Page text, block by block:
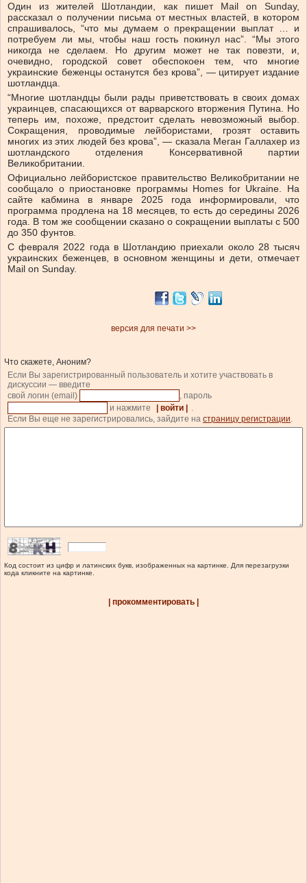
Один из жителей Шотландии, как пишет Mail on Sunday,
рассказал о получении письма от местных властей, в котором
спрашивалось, “что мы думаем о прекращении выплат … и
потребуем ли мы, чтобы наш гость покинул нас”. “Мы этого
никогда не сделаем. Но другим может не так повезти, и,
очевидно, городской совет обеспокоен тем, что многие
украинские беженцы останутся без крова”, — цитирует издание
шотландца.
“Многие шотландцы были рады приветствовать в своих домах
украинцев, спасающихся от варварского вторжения Путина. Но
теперь им, похоже, предстоит сделать невозможный выбор.
Сокращения, проводимые лейбористами, грозят оставить
многих из этих людей без крова”, — сказала Меган Галлахер из
шотландского отделения Консервативной партии
Великобритании.
Официально лейбористское правительство Великобритании не
сообщало о приостановке программы Homes for Ukraine. На
сайте кабмина в январе 2025 года информировали, что
программа продлена на 18 месяцев, то есть до середины 2026
года. В том же сообщении сказано о сокращении выплаты с 500
до 350 фунтов.
С февраля 2022 года в Шотландию приехали около 28 тысяч
украинских беженцев, в основном женщины и дети, отмечает
Mail on Sunday.
версия для печати >>
Что скажете, Аноним?
Если Вы зарегистрированный пользователь и хотите участвовать в
дискуссии — введите
свой логин (email)
, пароль
и нажмите
| войти |
.
Если Вы еще не зарегистрировались, зайдите на страницу регистрации.
Код состоит из цифр и латинских букв, изображенных на картинке. Для перезагрузки
кода кликните на картинке.
| прокомментировать |